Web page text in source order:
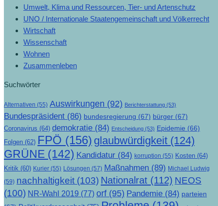
Umwelt, Klima und Ressourcen, Tier- und Artenschutz
UNO / Internationale Staatengemeinschaft und Völkerrecht
Wirtschaft
Wissenschaft
Wohnen
Zusammenleben
Suchwörter
Alternativen (55) Auswirkungen (92) Berichterstattung (53)
Bundespräsident (86) bundesregierung (67) bürger (67)
Coronavirus (64) demokratie (84) Entscheidung (53) Epidemie (66)
Folgen (62) FPÖ (156) glaubwürdigkeit (124)
GRÜNE (142) Kandidatur (84) korruption (55) Kosten (64)
Kritik (60) Kurier (55) Lösungen (57) Maßnahmen (89) Michael Ludwig
(59) nachhaltigkeit (103) Nationalrat (112) NEOS
(100) NR-Wahl 2019 (77) orf (95) Pandemie (84) parteien